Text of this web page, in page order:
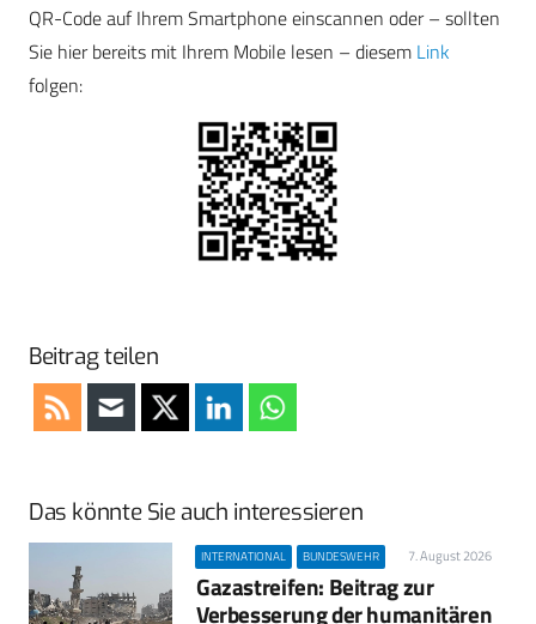
QR-Code auf Ihrem Smartphone einscannen oder – sollten
Sie hier bereits mit Ihrem Mobile lesen – diesem Link
folgen:
Beitrag teilen
Das könnte Sie auch interessieren
INTERNATIONAL BUNDESWEHR 7. August 2026
Gazastreifen: Beitrag zur
Verbesserung der humanitären